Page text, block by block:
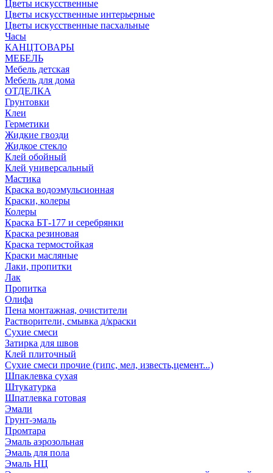
Цветы искусственные
Цветы искусственные интерьерные
Цветы искусственные пасхальные
Часы
КАНЦТОВАРЫ
МЕБЕЛЬ
Мебель детская
Мебель для дома
ОТДЕЛКА
Грунтовки
Клеи
Герметики
Жидкие гвозди
Жидкое стекло
Клей обойный
Клей универсальный
Мастика
Краска водоэмульсионная
Краски, колеры
Колеры
Краска БТ-177 и серебрянки
Краска резиновая
Краска термостойкая
Краски масляные
Лаки, пропитки
Лак
Пропитка
Олифа
Пена монтажная, очистители
Растворители, смывка д/краски
Сухие смеси
Затирка для швов
Клей плиточный
Сухие смеси прочие (гипс, мел, известь,цемент...)
Шпаклевка сухая
Штукатурка
Шпатлевка готовая
Эмали
Грунт-эмаль
Промтара
Эмаль аэрозольная
Эмаль для пола
Эмаль НЦ